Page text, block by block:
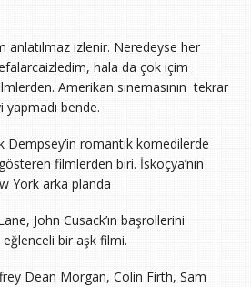
anlatılmaz izlenir. Neredeyse her
hala da çok içim
Amerikan sinemasının tekrar
bende.
Dempsey’in romantik komedilerde
filmlerden biri. İskoçya’nın
York arka planda
John Cusack’ın başrollerini
eğlenceli bir aşk filmi.
Dean Morgan, Colin Firth, Sam